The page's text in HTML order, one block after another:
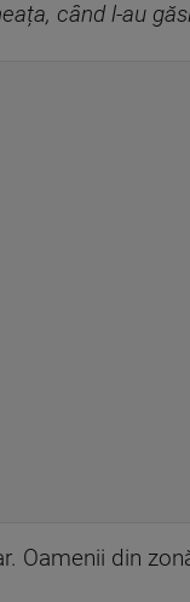
când l-au
Oamenii din